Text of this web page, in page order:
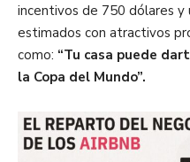
incentivos de 750 dólares y
estimados con atractivos
como: “Tu casa puede
la Copa del Mundo”.